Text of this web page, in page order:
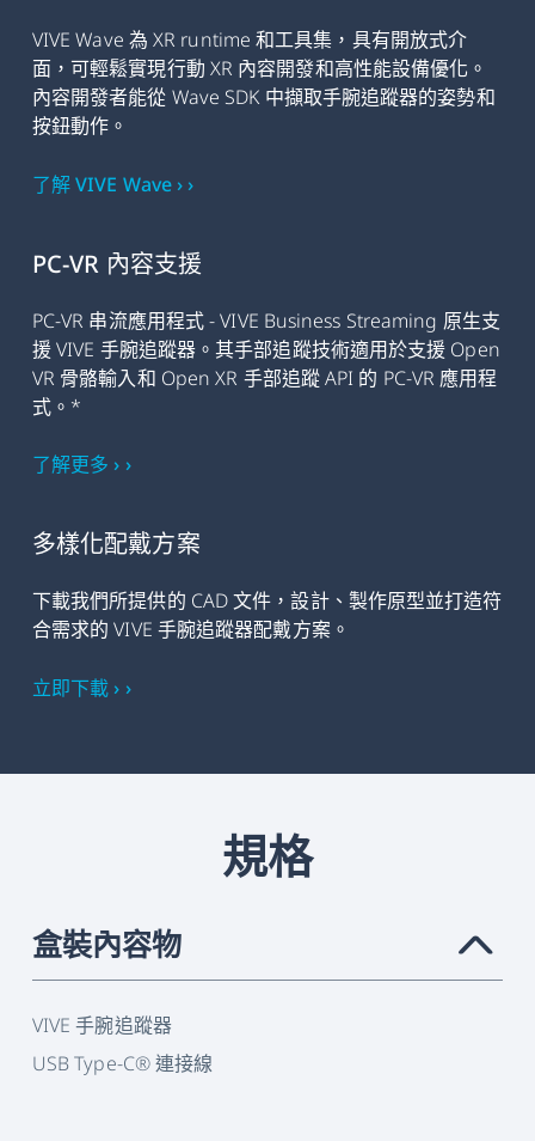
VIVE Wave 為 XR runtime 和工具集，具有開放式介
面，可輕鬆實現行動 XR 內容開發和高性能設備優化。
內容開發者能從 Wave SDK 中擷取手腕追蹤器的姿勢和
按鈕動作。
了解 VIVE Wave › ›
PC-VR 內容支援
PC-VR 串流應用程式 - VIVE Business Streaming 原生支
援 VIVE 手腕追蹤器。其手部追蹤技術適用於支援 Open
VR 骨骼輸入和 Open XR 手部追蹤 API 的 PC-VR 應用程
式。*
了解更多 › ›
多樣化配戴方案
下載我們所提供的 CAD 文件，設計、製作原型並打造符
合需求的 VIVE 手腕追蹤器配戴方案。
立即下載 › ›
規格
盒裝內容物 ›
VIVE 手腕追蹤器
USB Type-C® 連接線